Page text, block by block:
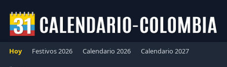
Hoy Festivos 2026 Calendario 2026
Calendario 2027